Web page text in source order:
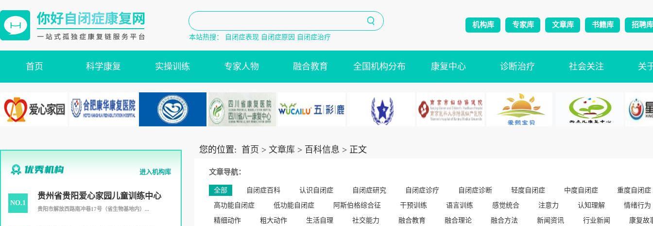
本站热搜： 自闭症表现 自闭症原因 自闭症治疗
机构库 专家库 文章库 书籍库 招聘库
首页 科学康复 实操训练 专家人物 融合教育 全国机构分布 康复中心 诊断治疗 社会关注 关
进入机构库
NO.1
贵州省贵阳爱心家园儿童训练中心
贵阳市解放西路南冲巷17号（省生物基地内）...
您的位置: 首页 > 文章库 > 百科信息 > 正文
文章导航：
全部 自闭症百科 认识自闭症 自闭症研究 自闭症诊疗 自闭症诊断 轻度自闭症 中度自闭症 重度自闭症
高功能自闭症 低功能自闭症 阿斯伯格综合征 干预训练 语言训练 感觉统合 注意力 认知理解 情绪行为
精细动作 粗大动作 生活自理 社交能力 融合教育 融合理论 融合方法 新闻资讯 行业新闻 康复故